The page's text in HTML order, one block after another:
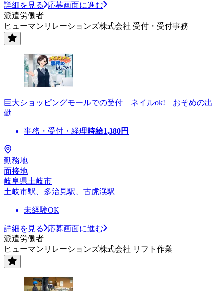
詳細を見る
応募画面に進む
派遣労働者
ヒューマンリレーションズ株式会社 受付・受付事務
巨大ショッピングモールでの受付 ネイルok! おそめの出
勤
事務・受付・経理時給1,380円
勤務地
面接地
岐阜県土岐市
土岐市駅、多治見駅、古虎渓駅
未経験OK
詳細を見る
応募画面に進む
派遣労働者
ヒューマンリレーションズ株式会社 リフト作業